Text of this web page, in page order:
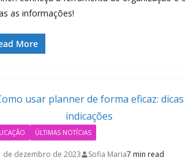
as informações!
More
ÚLTIMAS NOTÍCIAS
de dezembro de 2023 Sofia Maria7 min read